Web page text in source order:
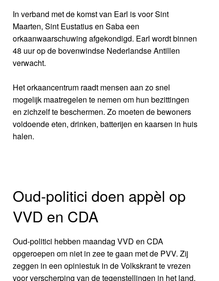
In verband met de komst van Earl is voor Sint
Maarten, Sint Eustatius en Saba een
orkaanwaarschuwing afgekondigd. Earl wordt binnen
48 uur op de bovenwindse Nederlandse Antillen
verwacht.
Het orkaancentrum raadt mensen aan zo snel
mogelijk maatregelen te nemen om hun bezittingen
en zichzelf te beschermen. Zo moeten de bewoners
voldoende eten, drinken, batterijen en kaarsen in huis
halen.
Oud-politici doen appèl op
VVD en CDA
Oud-politici hebben maandag VVD en CDA
opgeroepen om niet in zee te gaan met de PVV. Zij
zeggen in een opiniestuk in de Volkskrant te vrezen
voor verscherping van de tegenstellingen in het land,